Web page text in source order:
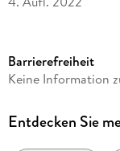
Altersempfehlung
Reihe
Barrierefreiheit
Keine Information
Entdecken Sie